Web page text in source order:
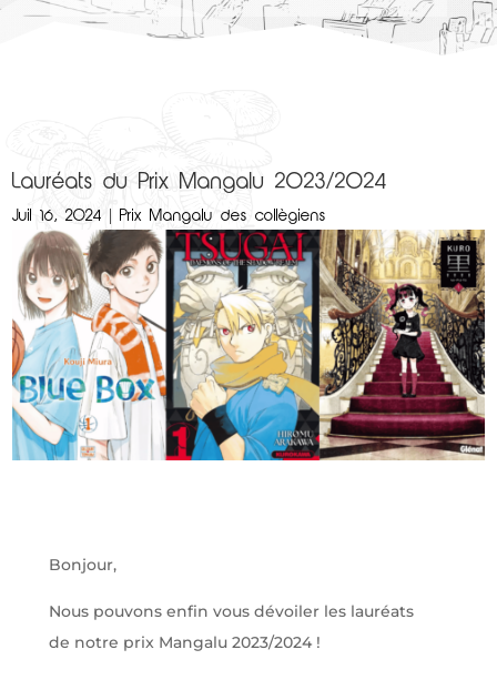
Lauréats du Prix Mangalu 2023/2024
Juil 16, 2024 Prix Mangalu des collègiens
Bonjour,
Nous pouvons enfin vous dévoiler les lauréats
de notre prix Mangalu 2023/2024 !